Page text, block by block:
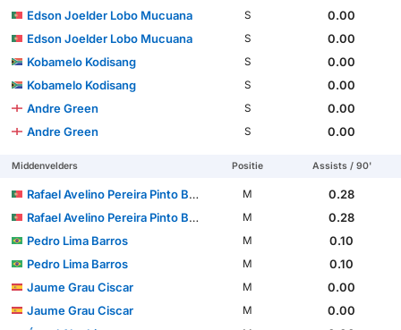
Edson Joelder Lobo Mucuana
S
0.00
Edson Joelder Lobo Mucuana
S
0.00
Kobamelo Kodisang
S
0.00
Kobamelo Kodisang
S
0.00
Andre Green
S
0.00
Andre Green
S 0.00
Middenvelders Positie Assists / 90'
Rafael Avelino Pereira Pinto Barbosa M
0.28
Rafael Avelino Pereira Pinto Barbosa
M
0.28
Pedro Lima Barros
M
0.10
Pedro Lima Barros
M
0.10
Jaume Grau Ciscar
M
0.00
Jaume Grau Ciscar
M
0.00